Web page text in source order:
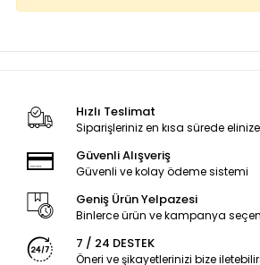
Hızlı Teslimat
Siparişleriniz en kısa sürede elinize
Güvenli Alışveriş
Güvenli ve kolay ödeme sistemi
Geniş Ürün Yelpazesi
Binlerce ürün ve kampanya
7 / 24 DESTEK
Öneri ve şikayetlerinizi bize